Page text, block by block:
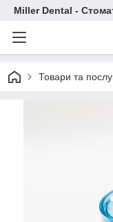
Miller Dental -
Товари та